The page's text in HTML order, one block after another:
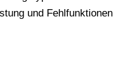
und Fehlfunktionen